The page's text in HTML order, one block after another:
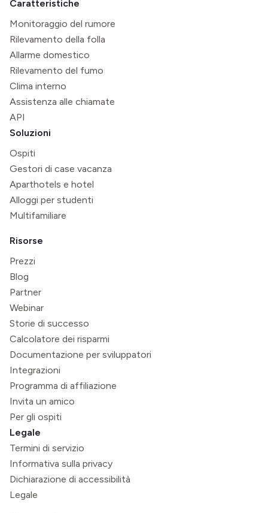
Caratteristiche
Monitoraggio del rumore
Rilevamento della folla
Allarme domestico
Rilevamento del fumo
Clima interno
Assistenza alle chiamate
API
Soluzioni
Ospiti
Gestori di case vacanza
Aparthotels e hotel
Alloggi per studenti
Multifamiliare
Risorse
Prezzi
Blog
Partner
Webinar
Storie di successo
Calcolatore dei risparmi
Documentazione per sviluppatori
Integrazioni
Programma di affiliazione
Invita un amico
Per gli ospiti
Legale
Termini di servizio
Informativa sulla privacy
Dichiarazione di accessibilità
Legale